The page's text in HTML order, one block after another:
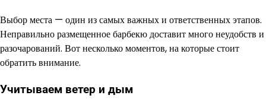
Выбор места — один из самых важных и ответственных этапов.
Неправильно размещенное барбекю доставит много неудобств и
разочарований. Вот несколько моментов, на которые стоит
обратить внимание.
Учитываем ветер и дым